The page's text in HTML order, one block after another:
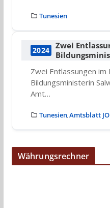
Tunesien
2024
Zwei
Zwei Entlassungen im
Bildungsministerin
Amt…
Tunesien, Amtsblatt
Währungsrechner